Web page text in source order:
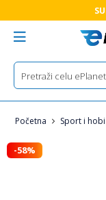
Početna Sport i hobi
-58%